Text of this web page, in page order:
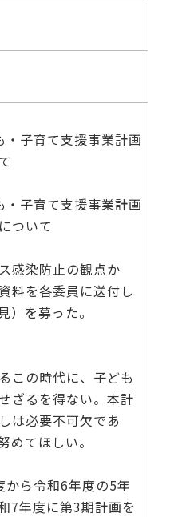
子育て支援事業計画
子育て支援事業計画
ついて
感染防止の観点か
料を各委員に送付し
）を募った。
この時代に、子ども
ざるを得ない。本計
は必要不可欠であ
めてほしい。
ら令和6年度の5年
7年度に第3期計画を